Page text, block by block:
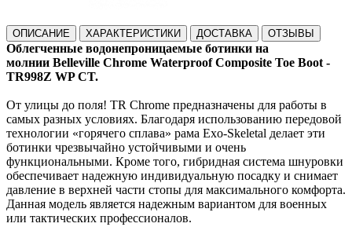
ОПИСАНИЕ ХАРАКТЕРИСТИКИ ДОСТАВКА ОТЗЫВЫ
Облегченные водонепроницаемые ботинки на
молнии Belleville Chrome Waterproof Composite Toe Boot -
TR998Z WP CT.
От улицы до поля! TR Chrome предназначены для работы в
самых разных условиях. Благодаря использованию передовой
технологии «горячего сплава» рама Exo-Skeletal делает эти
ботинки чрезвычайно устойчивыми и очень
функциональными. Кроме того, гибридная система шнуровки
обеспечивает надежную индивидуальную посадку и снимает
давление в верхней части стопы для максимального комфорта.
Данная модель является надежным вариантом для военных
или тактических профессионалов.